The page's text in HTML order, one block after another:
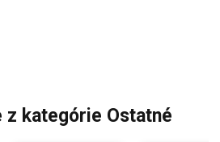
z kategórie Ostatné